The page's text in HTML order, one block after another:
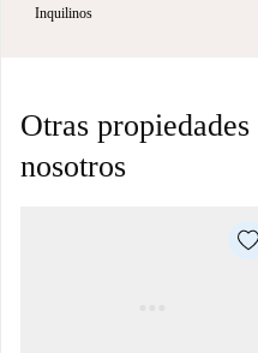
Inquilinos
Otras
nosotros